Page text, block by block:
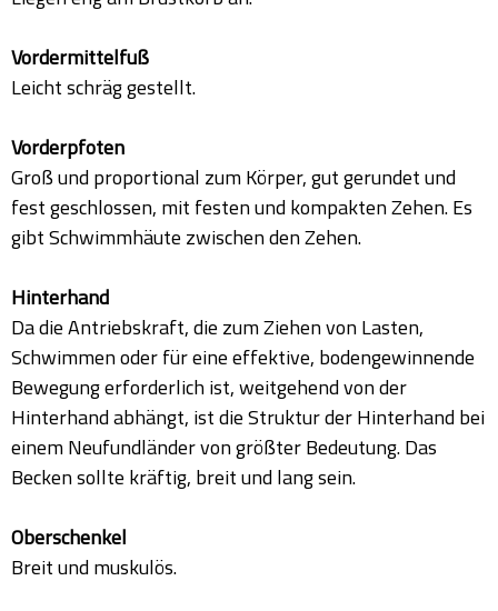
Vordermittelfuß
Leicht schräg gestellt.
Vorderpfoten
Groß und proportional zum Körper, gut gerundet und
fest geschlossen, mit festen und kompakten Zehen. Es
gibt Schwimmhäute zwischen den Zehen.
Hinterhand
Da die Antriebskraft, die zum Ziehen von Lasten,
Schwimmen oder für eine effektive, bodengewinnende
Bewegung erforderlich ist, weitgehend von der
Hinterhand abhängt, ist die Struktur der Hinterhand bei
einem Neufundländer von größter Bedeutung. Das
Becken sollte kräftig, breit und lang sein.
Oberschenkel
Breit und muskulös.